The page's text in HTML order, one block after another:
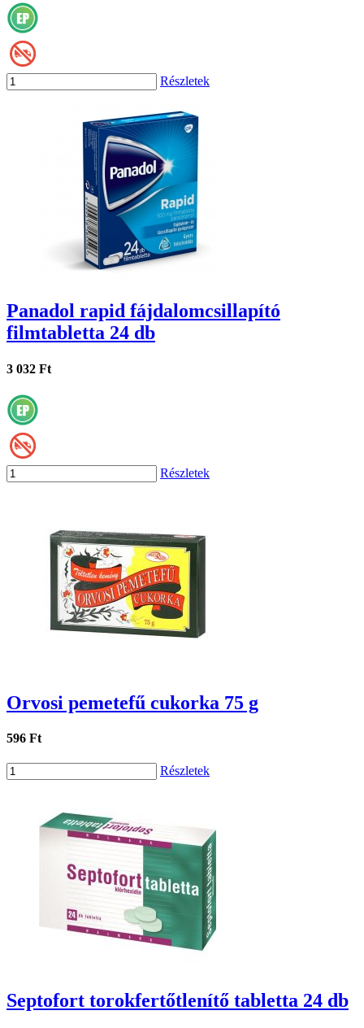
Részletek
Panadol rapid fájdalomcsillapító
filmtabletta 24 db
3 032 Ft
Részletek
Orvosi pemetefű cukorka 75 g
596 Ft
Részletek
Septofort torokfertőtlenítő tabletta 24 db